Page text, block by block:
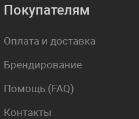
Покупателям
Оплата и доставка
Брендирование
Помощь (FAQ)
Контакты